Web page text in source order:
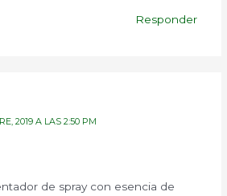
Responder
2019 A LAS 2:50 PM
de spray con esencia de